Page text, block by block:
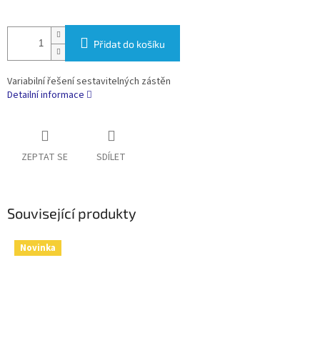
Přidat do košíku
Variabilní řešení sestavitelných zástěn
Detailní informace
ZEPTAT SE SDÍLET
Související produkty
Novinka